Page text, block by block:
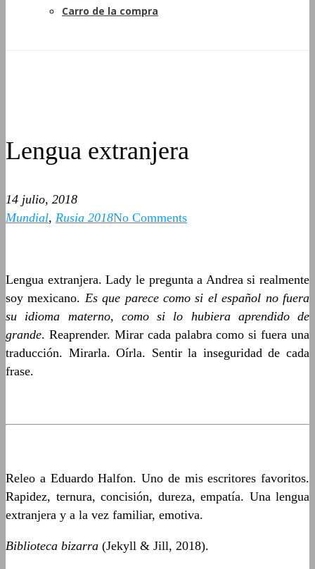
Carro de la compra
Lengua extranjera
14 julio, 2018
Mundial, Rusia 2018No Comments
Lengua extranjera. Lady le pregunta a Andrea si realmente
soy mexicano. Es que parece como si el español no fuera
su idioma materno, como si lo hubiera aprendido de
grande. Reaprender. Mirar cada palabra como si fuera una
traducción. Mirarla. Oírla. Sentir la inseguridad de cada
frase.
Releo a Eduardo Halfon. Uno de mis escritores favoritos.
Rapidez, ternura, concisión, dureza, empatía. Una lengua
extranjera y a la vez familiar, emotiva.
Biblioteca bizarra (Jekyll & Jill, 2018).